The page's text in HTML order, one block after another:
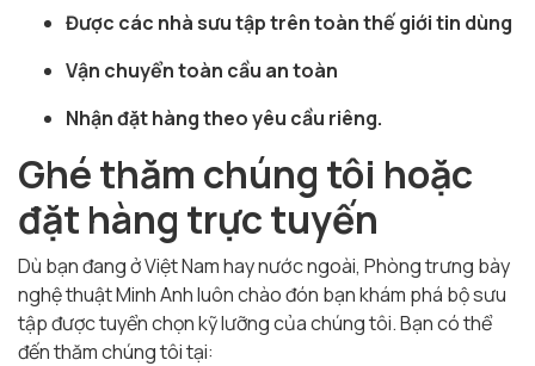
Được các nhà sưu tập trên toàn thế giới tin dùng
Vận chuyển toàn cầu an toàn
Nhận đặt hàng theo yêu cầu riêng.
Ghé thăm chúng tôi hoặc
đặt hàng trực tuyến
Dù bạn đang ở Việt Nam hay nước ngoài, Phòng trưng bày
nghệ thuật Minh Anh luôn chào đón bạn khám phá bộ sưu
tập được tuyển chọn kỹ lưỡng của chúng tôi. Bạn có thể
đến thăm chúng tôi tại: